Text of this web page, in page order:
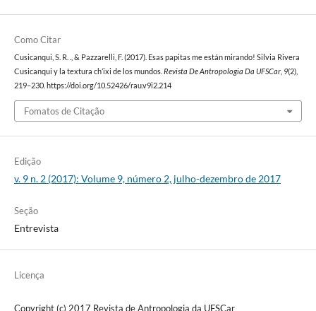
Como Citar
Cusicanqui, S. R. ., & Pazzarelli, F. (2017). Esas papitas me están mirando! Silvia Rivera
Cusicanqui y la textura ch’ixi de los mundos. Revista De Antropologia Da UFSCar, 9(2),
219–230. https://doi.org/10.52426/rau.v9i2.214
Fomatos de Citação
Edição
v. 9 n. 2 (2017): Volume 9, número 2, julho-dezembro de 2017
Seção
Entrevista
Licença
Copyright (c) 2017 Revista de Antropologia da UFSCar